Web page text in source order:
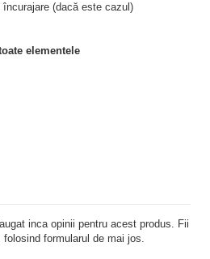
(dacă este cazul)
elementele
inca opinii pentru acest produs. Fii
formularul de mai jos.